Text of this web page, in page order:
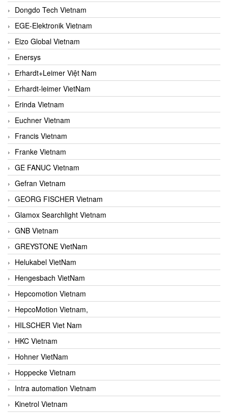
Dongdo Tech Vietnam
EGE-Elektronik Vietnam
Eizo Global Vietnam
Enersys
Erhardt+Leimer Việt Nam
Erhardt-leimer VietNam
Erinda Vietnam
Euchner Vietnam
Francis Vietnam
Franke Vietnam
GE FANUC Vietnam
Gefran Vietnam
GEORG FISCHER Vietnam
Glamox Searchlight Vietnam
GNB Vietnam
GREYSTONE VietNam
Helukabel VietNam
Hengesbach VietNam
Hepcomotion Vietnam
HepcoMotion Vietnam,
HILSCHER Viet Nam
HKC Vietnam
Hohner VietNam
Hoppecke Vietnam
Intra automation Vietnam
Kinetrol Vietnam